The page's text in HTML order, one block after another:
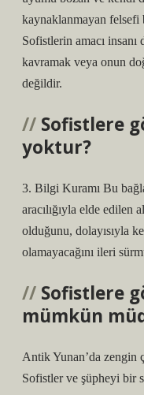
kaynaklanmayan
Sofistlerin amacı
kavramak veya onun
değildir.
Sofistlere
yoktur?
3. Bilgi Kuramı Bu
aracılığıyla elde edilen
olduğunu, dolayısıyla
olamayacağını ileri
Sofistlere
mümkün
Antik Yunan’da zengin
Sofistler ve şüpheyi bir